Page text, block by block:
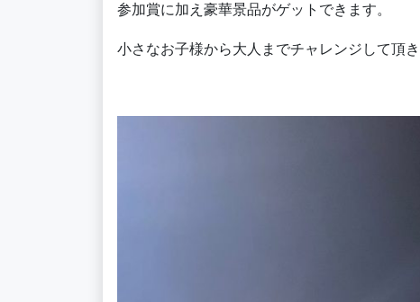
参加賞に加え豪華景品がゲットできます。
小さなお子様から大人までチャレンジして頂